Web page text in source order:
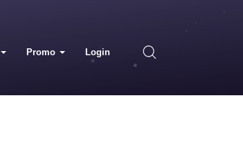
Promo Login